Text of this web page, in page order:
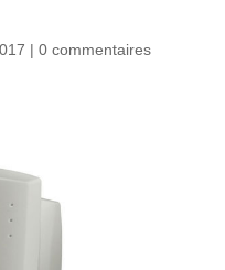
| 0 commentaires